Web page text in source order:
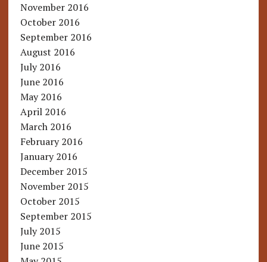
November 2016
October 2016
September 2016
August 2016
July 2016
June 2016
May 2016
April 2016
March 2016
February 2016
January 2016
December 2015
November 2015
October 2015
September 2015
July 2015
June 2015